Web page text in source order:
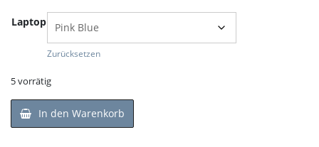
Laptop
Zurücksetzen
5 vorrätig
In den Warenkorb